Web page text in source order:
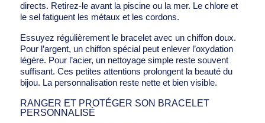
directs. Retirez-le avant la piscine ou la mer. Le chlore et
le sel fatiguent les métaux et les cordons.
Essuyez régulièrement le bracelet avec un chiffon doux.
Pour l’argent, un chiffon spécial peut enlever l’oxydation
légère. Pour l’acier, un nettoyage simple reste souvent
suffisant. Ces petites attentions prolongent la beauté du
bijou. La personnalisation reste nette et bien visible.
RANGER ET PROTÉGER SON BRACELET
PERSONNALISÉ